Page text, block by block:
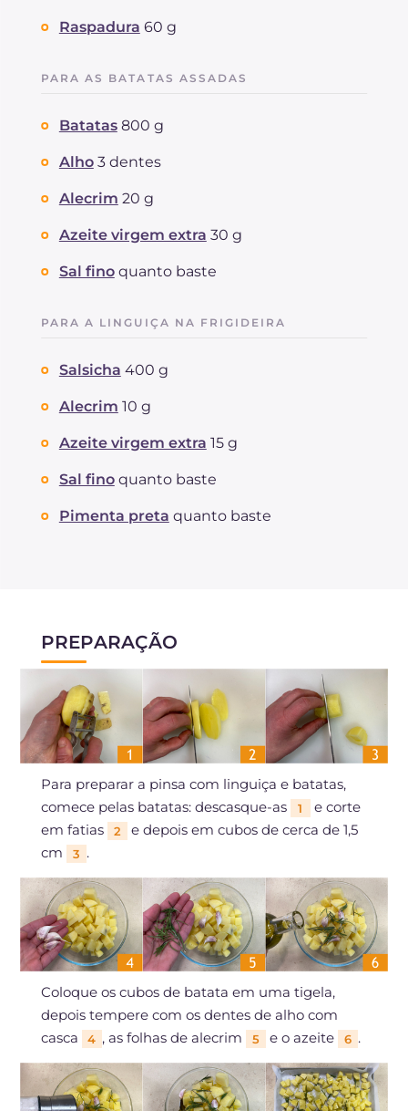
Raspadura 60 g
PARA AS BATATAS ASSADAS
Batatas 800 g
Alho 3 dentes
Alecrim 20 g
Azeite virgem extra 30 g
Sal fino quanto baste
PARA A LINGUIÇA NA FRIGIDEIRA
Salsicha 400 g
Alecrim 10 g
Azeite virgem extra 15 g
Sal fino quanto baste
Pimenta preta quanto baste
PREPARAÇÃO
Para preparar a pinsa com linguiça e batatas,
comece pelas batatas: descasque-as
1
e corte
em fatias
2
e depois em cubos de cerca de 1,5
cm
3 .
Coloque os cubos de batata em uma tigela,
depois tempere com os dentes de alho com
casca
4 , as folhas de alecrim 5 e o azeite 6 .